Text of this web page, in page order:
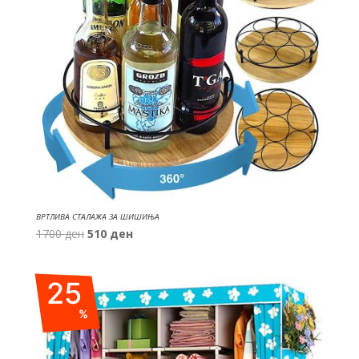
ВРТЛИВА СТАЛАЖА ЗА ШИШИЊА
1700ден Original
1700 ден.
510 денCurrent
510 ден.
25
%